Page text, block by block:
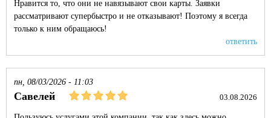
Нравится то, что они не навязывают свои карты. Заявки
рассматривают супербыстро и не отказывают! Поэтому я всегда
только к ним обращаюсь!
ответить
пн, 08/03/2026 - 11:03
Савелей 03.08.2026